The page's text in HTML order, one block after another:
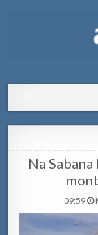
Na
09:59